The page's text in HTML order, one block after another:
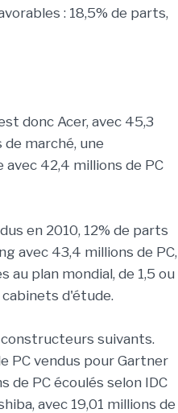
: 18,5% de parts,
donc Acer, avec 45,3
de marché, une
42,4 millions de PC
en 2010, 12% de parts
avec 43,4 millions de PC,
au plan mondial, de 1,5 ou
d'étude.
suivants.
PC vendus pour Gartner
de PC écoulés selon IDC
avec 19,01 millions de